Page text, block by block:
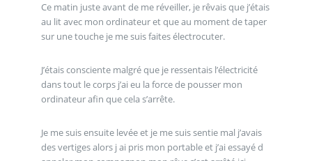
Ce matin juste avant de me réveiller, je rêvais que j’étais
au lit avec mon ordinateur et que au moment de taper
sur une touche je me suis faites électrocuter.
J’étais consciente malgré que je ressentais l’électricité
dans tout le corps j’ai eu la force de pousser mon
ordinateur afin que cela s’arrête.
Je me suis ensuite levée et je me suis sentie mal j’avais
des vertiges alors j ai pris mon portable et j’ai essayé d